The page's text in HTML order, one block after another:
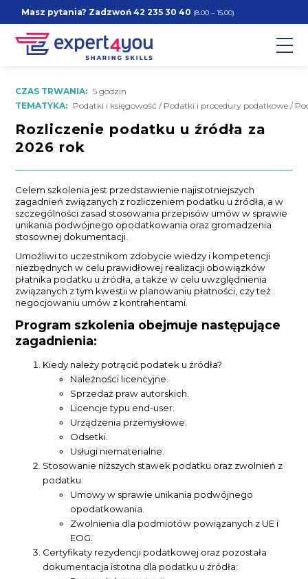
Masz pytania? Zadzwoń42 235 30 40 (8.00 – 15.00)
CZAS TRWANIA: 5 godzin
TEMATYKA: Podatki i księgowość / Podatki i procedury podatkowe /
Rozliczenie podatku u źródła za
2026 rok
Celem szkolenia jest przedstawienie najistotniejszych
zagadnień związanych z rozliczeniem podatku u źródła, a w
szczególności zasad stosowania przepisów umów w sprawie
unikania podwójnego opodatkowania oraz gromadzenia
stosownej dokumentacji.
Umożliwi to uczestnikom zdobycie wiedzy i kompetencji
niezbędnych w celu prawidłowej realizacji obowiązków
płatnika podatku u źródła, a także w celu uwzględnienia
związanych z tym kwestii w planowaniu płatności, czy też
negocjowaniu umów z kontrahentami.
Program szkolenia obejmuje następujące
zagadnienia:
Kiedy należy potrącić podatek u źródła?
Należności licencyjne.
Sprzedaż praw autorskich.
Licencje typu end-user.
Urządzenia przemysłowe.
Odsetki.
Usługi niematerialne.
Stosowanie niższych stawek podatku oraz zwolnień z
podatku:
Umowy w sprawie unikania podwójnego
opodatkowania.
Zwolnienia dla podmiotów powiązanych z UE i
EOG.
Certyfikaty rezydencji podatkowej oraz pozostała
dokumentacja istotna dla podatku u źródła: